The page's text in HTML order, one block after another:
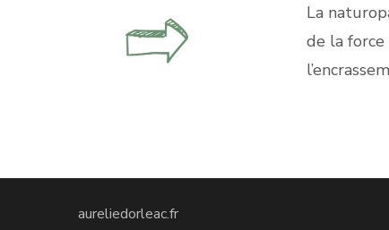
La
de la
aureliedorleac.fr